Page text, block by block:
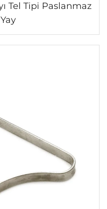
Tel Tipi Paslanmaz